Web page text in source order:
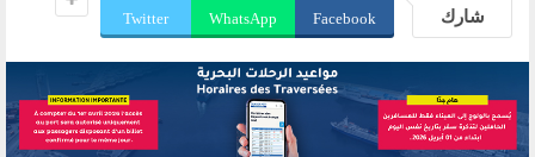
شارك Facebook
WhatsApp
Twitter